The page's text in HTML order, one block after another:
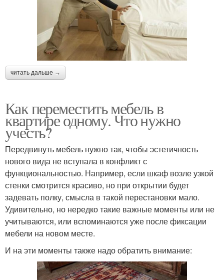
читать дальше →
Как переместить мебель в
квартире одному. Что нужно
учесть?
Передвинуть мебель нужно так, чтобы эстетичность
нового вида не вступала в конфликт с
функциональностью. Например, если шкаф возле узкой
стенки смотрится красиво, но при открытии будет
задевать полку, смысла в такой перестановки мало.
Удивительно, но нередко такие важные моменты или не
учитываются, или вспоминаются уже после фиксации
мебели на новом месте.
И на эти моменты также надо обратить внимание: